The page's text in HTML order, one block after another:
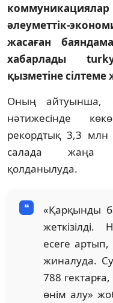
коммуникациялар
әлеуметтік-
жасаған
хабарлады
қызметіне сілтеме
Оның айтуынша,
нәтижесінде
рекордтық 3,3
салада жаңа
қолданылуда.
«Қарқынды
жеткізілді.
есеге
жиналуда.
788
өнім алу»